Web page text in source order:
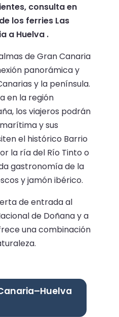
consulta en
los ferries Las
a Huelva .
de Gran Canaria
panorámica y
y la península.
en la región
los viajeros podrán
y sus
el histórico Barrio
la ría del Río Tinto o
gastronomía de la
y jamón ibérico.
de entrada al
de Doñana y a
una combinación